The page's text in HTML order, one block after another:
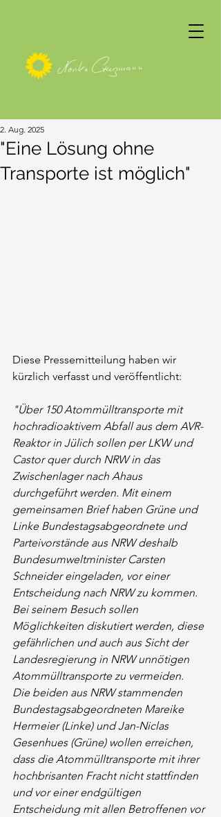
"Eine Lösung ohne
Transporte ist möglich"
2. Aug. 2025
Diese Pressemitteilung haben wir
kürzlich verfasst und veröffentlicht:
"Über 150 Atommülltransporte mit
hochradioaktivem Abfall aus dem AVR-
Reaktor in Jülich sollen per LKW und
Castor quer durch NRW in das
Zwischenlager nach Ahaus
durchgeführt werden. Mit einem
gemeinsamen Brief haben Grüne und
Linke Bundestagsabgeordnete und
Parteivorstände aus NRW deshalb
Bundesumweltminister Carsten
Schneider eingeladen, vor einer
Entscheidung nach NRW zu kommen.
Bei seinem Besuch sollen
Möglichkeiten diskutiert werden, diese
gefährlichen und auch aus Sicht der
Landesregierung in NRW unnötigen
Atommülltransporte zu vermeiden.
Die beiden aus NRW stammenden
Bundestagsabgeordneten Mareike
Hermeier (Linke) und Jan-Niclas
Gesenhues (Grüne) wollen erreichen,
dass die Atommülltransporte mit ihrer
hochbrisanten Fracht nicht stattfinden
und vor einer endgültigen
Entscheidung mit allen Betroffenen vor